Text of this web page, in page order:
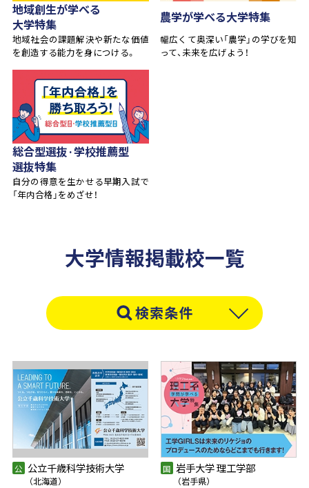
地域創生が学べる
大学特集
地域社会の課題解決や新たな価値
を創造する能力を身につける。
農学が学べる大学特集
幅広くて奥深い「農学」の学びを知
って、未来を広げよう！
総合型選抜·学校推薦型
選抜特集
自分の得意を生かせる早期入試で
「年内合格」をめざせ！
大学情報掲載校一覧
公立千歳科学技術大学
（北海道）
岩手大学 理工学部
（岩手県）